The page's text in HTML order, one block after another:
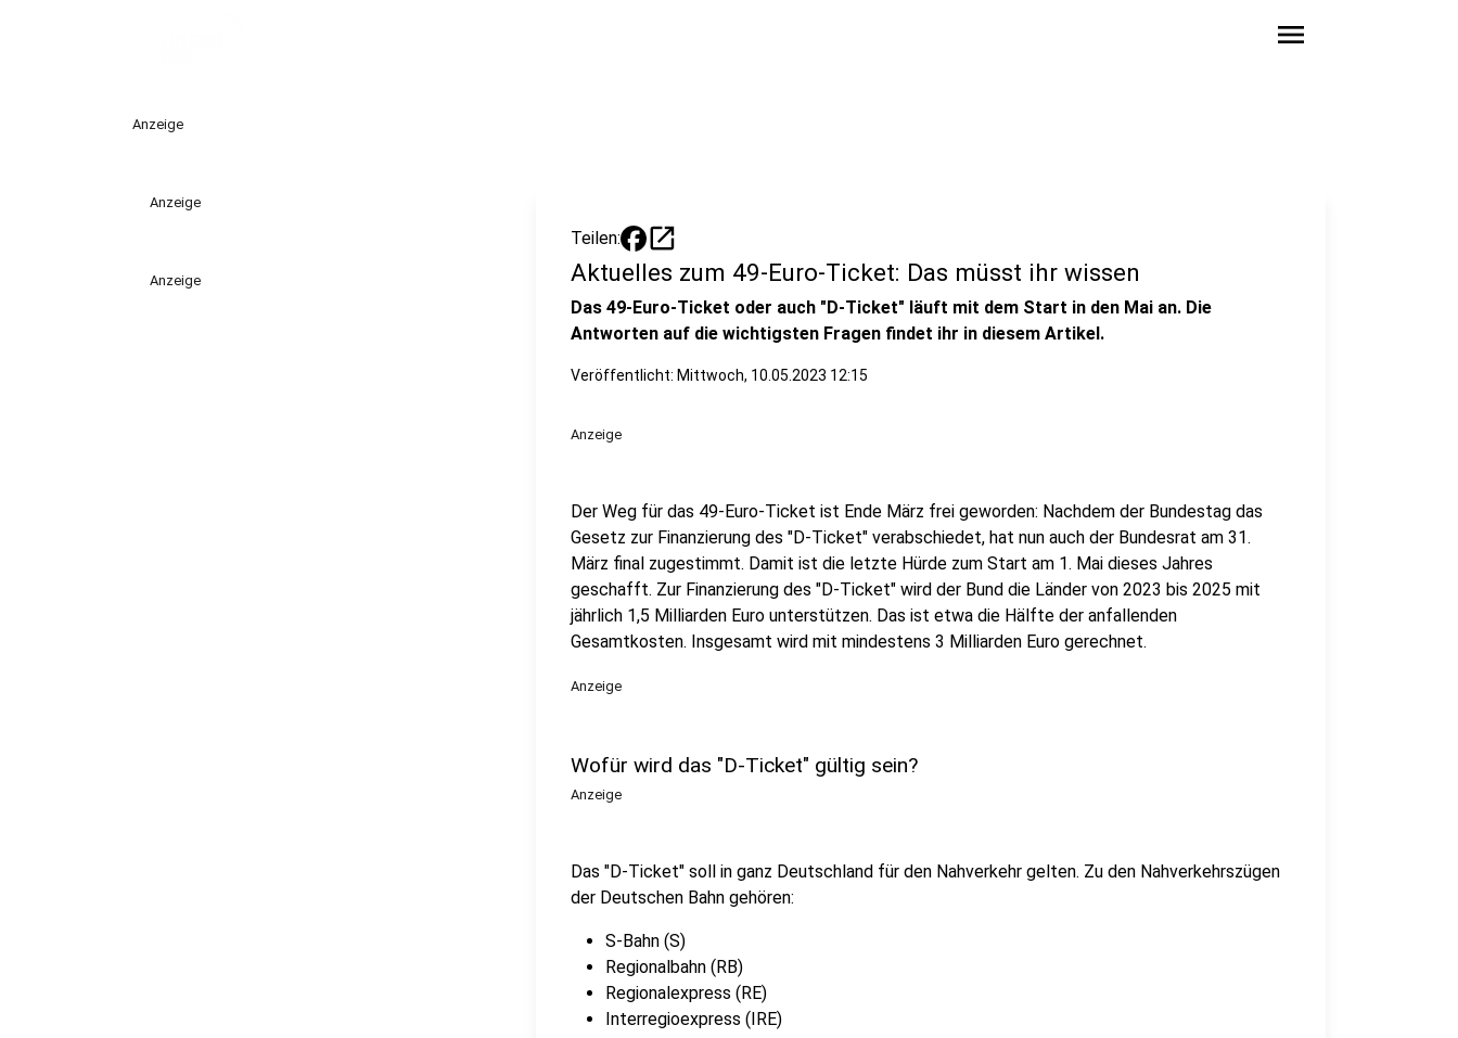
menu
Anzeige
Anzeige
Anzeige
Teilen: open_in_new
Aktuelles zum 49-Euro-Ticket: Das müsst ihr wissen
Das 49-Euro-Ticket oder auch "D-Ticket" läuft mit dem Start in den Mai an. Die
Antworten auf die wichtigsten Fragen findet ihr in diesem Artikel.
Veröffentlicht: Mittwoch, 10.05.2023 12:15
Anzeige
Der Weg für das 49-Euro-Ticket ist Ende März frei geworden: Nachdem der Bundestag das
Gesetz zur Finanzierung des "D-Ticket" verabschiedet, hat nun auch der Bundesrat am 31.
März final zugestimmt. Damit ist die letzte Hürde zum Start am 1. Mai dieses Jahres
geschafft. Zur Finanzierung des "D-Ticket" wird der Bund die Länder von 2023 bis 2025 mit
jährlich 1,5 Milliarden Euro unterstützen. Das ist etwa die Hälfte der anfallenden
Gesamtkosten. Insgesamt wird mit mindestens 3 Milliarden Euro gerechnet.
Anzeige
Wofür wird das "D-Ticket" gültig sein?
Anzeige
Das "D-Ticket" soll in ganz Deutschland für den Nahverkehr gelten. Zu den Nahverkehrszügen
der Deutschen Bahn gehören:
S-Bahn (S)
Regionalbahn (RB)
Regionalexpress (RE)
Interregioexpress (IRE)